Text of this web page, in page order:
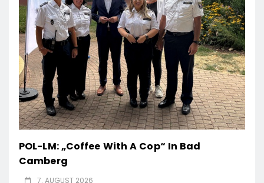
POL-LM: „Coffee With A Cop“ In Bad
Camberg
7. AUGUST 2026